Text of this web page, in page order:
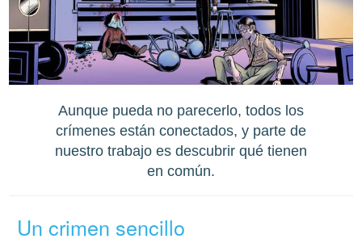
Aunque pueda no parecerlo, todos los
crímenes están conectados, y parte de
nuestro trabajo es descubrir qué tienen
en común.
Un crimen sencillo